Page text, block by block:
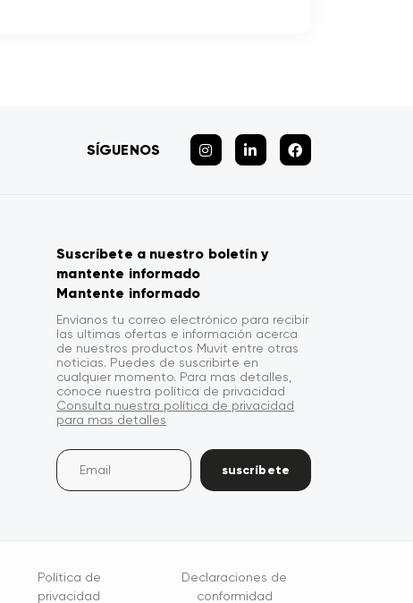
SÍGUENOS
Suscríbete a nuestro boletín y
mantente informado
Mantente informado
Envíanos tu correo electrónico para recibir
las ultimas ofertas e información acerca
de nuestros productos Muvit entre otras
noticias. Puedes de suscribirte en
cualquier momento. Para mas detalles,
conoce nuestra política de privacidad
Consulta nuestra política de privacidad
para mas detalles
suscríbete
Política de
privacidad
Declaraciones de
conformidad